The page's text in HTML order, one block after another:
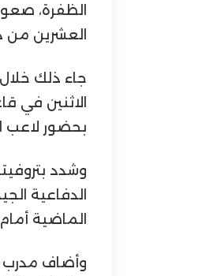
الظفرة،
العشرين من
جاء ذلك
الاثنين في
بحضور لاعب
وشدد
الدفاعية
الماضية
وأضاف مدرب